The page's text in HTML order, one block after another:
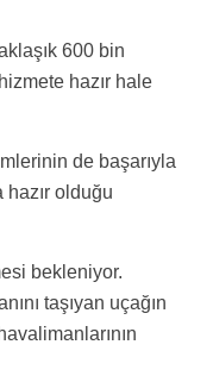
600 bin
hazır hale
de başarıyla
hazır olduğu
bekleniyor.
taşıyan uçağın